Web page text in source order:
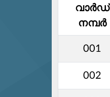
വാര്‍ഡ്‌
നമ്പര്‍
001
002